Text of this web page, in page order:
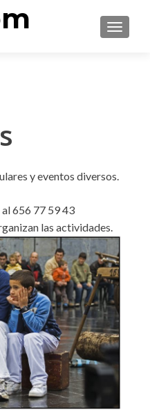
y eventos diversos.
656 77 59 43
las actividades.